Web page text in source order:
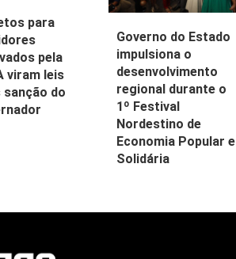
para
pela
viram leis
sanção do
Governo do Estado
impulsiona o
desenvolvimento
regional durante o
1º Festival
Nordestino de
Economia Popular e
Solidária